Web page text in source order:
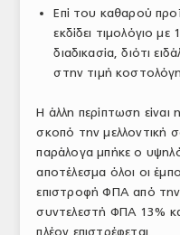
Επί του καθαρού
εκδίδει τιμολόγιο
διαδικασία, διότι
στην τιμή
Η άλλη περίπτωση
σκοπό την μελλοντική
παράλογα μπήκε ο
αποτέλεσμα όλοι οι
επιστροφή ΦΠΑ από
συντελεστή ΦΠΑ 13%
πλέον επιστρέφεται.